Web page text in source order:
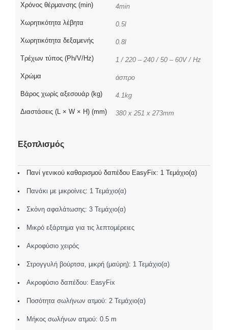
Χρόνος θέρμανσης (min) 4min
Χωρητικότητα λέβητα 0.5l
Χωρητικότητα δεξαμενής 0.8l
Τρέχων τύπος (Ph/V/Hz) 1 / 220 – 240 / 50 – 60V / Hz
Χρώμα άσπρο
Βάρος χωρίς αξεσουάρ (kg) 4.1kg
Διαστάσεις (L × W × H) (mm) 380 x 251 x 273mm
Εξοπλισμός
Πανί γενικού καθαρισμού δαπέδου EasyFix: 1 Τεμάχιο(α)
Πανάκι με μικροίνες: 1 Τεμάχιο(α)
Σκόνη αφαλάτωσης: 3 Τεμάχιο(α)
Μικρό εξάρτημα για τις λεπτομέρειες
Ακροφύσιο χειρός
Στρογγυλή βούρτσα, μικρή (μαύρη): 1 Τεμάχιο(α)
Ακροφύσιο δαπέδου: EasyFix
Ποσότητα σωλήνων ατμού: 2 Τεμάχιο(α)
Μήκος σωλήνων ατμού: 0.5 m